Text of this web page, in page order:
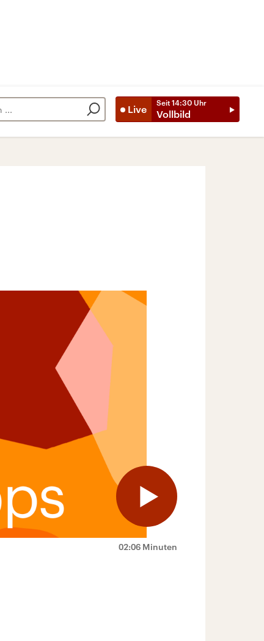
Live
Seit 14:30 Uhr
Vollbild
02:06 Minuten